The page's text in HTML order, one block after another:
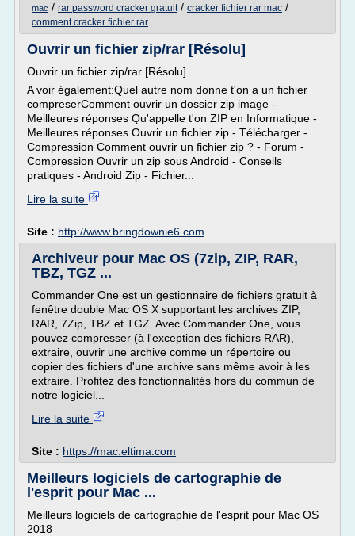
mac / rar password cracker gratuit/ cracker fichier rar mac /
comment cracker fichier rar
Ouvrir un fichier zip/rar [Résolu]
Ouvrir un fichier zip/rar [Résolu]
A voir également:Quel autre nom donne t'on a un fichier
compreserComment ouvrir un dossier zip image -
Meilleures réponses Qu'appelle t'on ZIP en Informatique -
Meilleures réponses Ouvrir un fichier zip - Télécharger -
Compression Comment ouvrir un fichier zip ? - Forum -
Compression Ouvrir un zip sous Android - Conseils
pratiques - Android Zip - Fichier...
Lire la suite
Site : http://www.bringdownie6.com
Archiveur pour Mac OS (7zip, ZIP, RAR,
TBZ, TGZ ...
Commander One est un gestionnaire de fichiers gratuit à
fenêtre double Mac OS X supportant les archives ZIP,
RAR, 7Zip, TBZ et TGZ. Avec Commander One, vous
pouvez compresser (à l'exception des fichiers RAR),
extraire, ouvrir une archive comme un répertoire ou
copier des fichiers d'une archive sans même avoir à les
extraire. Profitez des fonctionnalités hors du commun de
notre logiciel...
Lire la suite
Site : https://mac.eltima.com
Meilleurs logiciels de cartographie de
l'esprit pour Mac ...
Meilleurs logiciels de cartographie de l'esprit pour Mac OS
2018